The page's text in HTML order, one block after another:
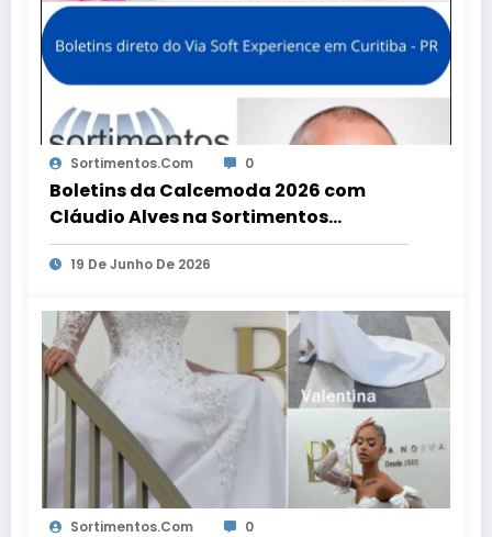
Sortimentos.com 0
Boletins da Calcemoda 2026 com
Cláudio Alves na Sortimentos
WebRadio
19 De Junho De 2026
Sortimentos.com 0